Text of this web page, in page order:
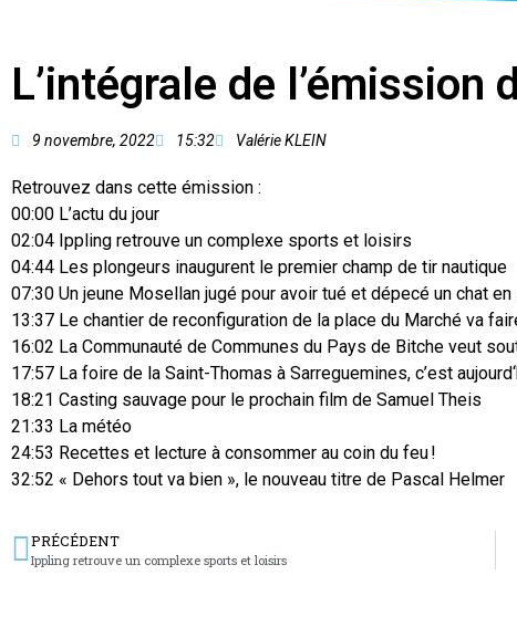
L’intégrale de
9 novembre, 2022 15:32 Valérie KLEIN
Retrouvez dans cette émission :
00:00 L’actu du jour
02:04 Ippling retrouve un complexe sports et loisirs
04:44 Les plongeurs inaugurent le premier champ de tir nautique
07:30 Un jeune Mosellan jugé pour avoir tué et dépecé un chat
13:37 Le chantier de reconfiguration de la place du Marché va
16:02 La Communauté de Communes du Pays de Bitche veut
17:57 La foire de la Saint-Thomas à Sarreguemines, c’est
18:21 Casting sauvage pour le prochain film de Samuel Theis
21:33 La météo
24:53 Recettes et lecture à consommer au coin du feu !
32:52 « Dehors tout va bien », le nouveau titre de Pascal Helmer
PRÉCÉDENT
Ippling retrouve un complexe sports et loisirs